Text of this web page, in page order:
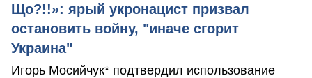
Що?!!»: ярый укронацист призвал
остановить войну, "иначе сгорит
Украина"
Игорь Мосийчук* подтвердил использование